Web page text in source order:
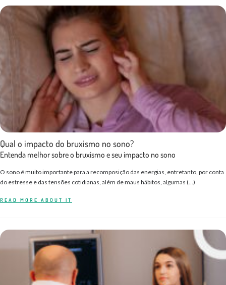
Qual o impacto do bruxismo no sono?
Entenda melhor sobre o bruxismo e seu impacto no sono
O sono é muito importante para a recomposição das energias, entretanto, por conta
do estresse e das tensões cotidianas, além de maus hábitos, algumas (…)
READ MORE ABOUT IT